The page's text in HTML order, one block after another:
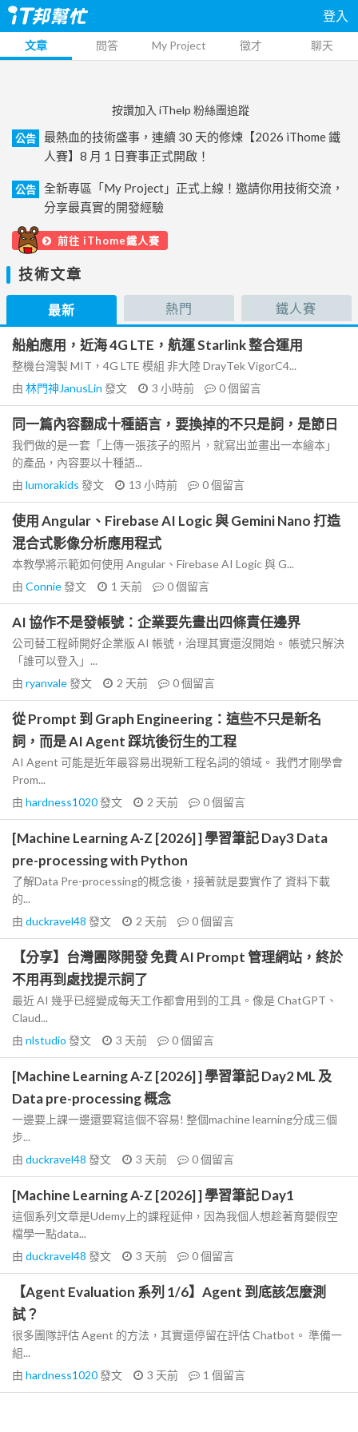
登入
文章 問答 My Project 徵才 聊天
按讚加入 iThelp 粉絲團追蹤
公告
最熱血的技術盛事，連續 30 天的修煉【2026 iThome 鐵
人賽】8 月 1 日賽事正式開啟！
公告
全新專區「My Project」正式上線！邀請你用技術交流，
分享最真實的開發經驗
前往 iThome鐵人賽
技術文章
最新 熱門 鐵人賽
船舶應用，近海 4G LTE，航運 Starlink 整合運用
整機台灣製 MIT，4G LTE 模組 非大陸 DrayTek VigorC4...
由 林門神JanusLin 發文 3 小時前 0個留言
同一篇內容翻成十種語言，要換掉的不只是詞，是節日
我們做的是一套「上傳一張孩子的照片，就寫出並畫出一本繪本」
的產品，內容要以十種語...
由 lumorakids 發文 13 小時前 0個留言
使用 Angular、Firebase AI Logic 與 Gemini Nano 打造
混合式影像分析應用程式
本教學將示範如何使用 Angular、Firebase AI Logic 與 G...
由 Connie發文 1 天前 0個留言
AI 協作不是發帳號：企業要先畫出四條責任邊界
公司替工程師開好企業版 AI 帳號，治理其實還沒開始。 帳號只解決
「誰可以登入」...
由 ryanvale發文 2 天前 0個留言
從 Prompt 到 Graph Engineering：這些不只是新名
詞，而是 AI Agent 踩坑後衍生的工程
AI Agent 可能是近年最容易出現新工程名詞的領域。 我們才剛學會
Prom...
由 hardness1020發文 2 天前 0個留言
[Machine Learning A-Z [2026] ] 學習筆記 Day3 Data
pre-processing with Python
了解Data Pre-processing的概念後，接著就是要實作了 資料下載
的...
由 duckravel48 發文 2 天前 0個留言
【分享】台灣團隊開發 免費 AI Prompt 管理網站，終於
不用再到處找提示詞了
最近 AI 幾乎已經變成每天工作都會用到的工具。像是 ChatGPT、
Claud...
由 nlstudio 發文 3 天前 0個留言
[Machine Learning A-Z [2026] ] 學習筆記 Day2 ML 及
Data pre-processing 概念
一邊要上課一邊還要寫這個不容易! 整個machine learning分成三個
步...
由 duckravel48 發文 3 天前 0個留言
[Machine Learning A-Z [2026] ] 學習筆記 Day1
這個系列文章是Udemy上的課程延伸，因為我個人想趁著育嬰假空
檔學一點data...
由 duckravel48 發文 3 天前 0個留言
【Agent Evaluation 系列 1/6】Agent 到底該怎麼測
試？
很多團隊評估 Agent 的方法，其實還停留在評估 Chatbot。 準備一
組...
由 hardness1020發文 3 天前 1 個留言